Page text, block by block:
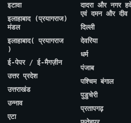
इटावा
इलाहाबाद (प्रयागराज)
मंडल
इलाहाबाद( प्रयागराज
)
ई-पेपर / ई-मैगज़ीन
उत्तर प्रदेश
उत्तराखंड
उन्नाव
एटा
दादरा और नगर
एवं दमन और दीव
दिल्ली
देवरिया
धर्म
पंजाब
पश्चिम बंगाल
पुडुचेरी
प्रतापगढ़